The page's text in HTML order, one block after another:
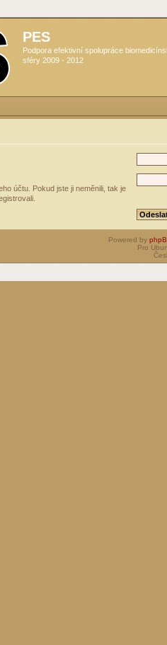
PES
Podpora efektivní spolupráce
sféry 2009 - 2012
účtu. Pokud jste ji neměnili, tak je
Powered by
Pro